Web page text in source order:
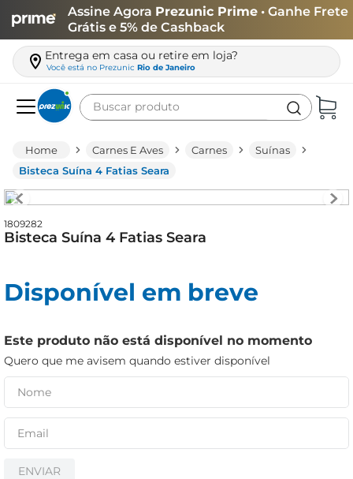
Assine Agora Prezunic Prime • Ganhe Frete
Grátis e 5% de Cashback
Entrega em casa ou retire em loja?
Você está no Prezunic Rio de Janeiro
Buscar produto
Carnes E Aves Carnes
Suínas
Bisteca Suína 4 Fatias Seara
1809282
Bisteca Suína 4 Fatias Seara
Disponível em breve
Este produto não está disponível no momento
Quero que me avisem quando estiver disponível
ENVIAR
leite
queijo
azeite
iogurte
papel higiênico